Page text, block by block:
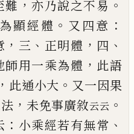
難 ，亦乃說之不易 。
顯經體 。 又四意 ：
， 三 、 正明體 ， 四 、
師用一乘為體 ， 此語
， 此通小大 。 又一因果
， 未免事廣敘云云 。
： 小乘經若有無常 、